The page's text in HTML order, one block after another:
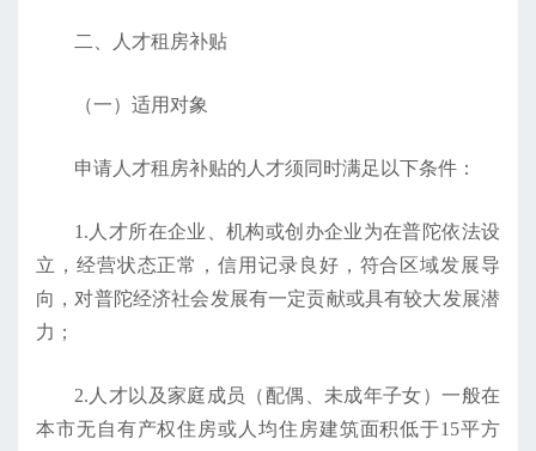
二、人才租房补贴
（一）适用对象
申请人才租房补贴的人才须同时满足以下条件：
1.人才所在企业、机构或创办企业为在普陀依法设
立，经营状态正常，信用记录良好，符合区域发展导
向，对普陀经济社会发展有一定贡献或具有较大发展潜
力；
2.人才以及家庭成员（配偶、未成年子女）一般在
本市无自有产权住房或人均住房建筑面积低于15平方